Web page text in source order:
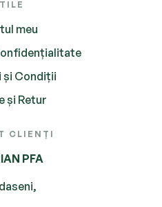
meu
și Condiții
și Retur
CLIENȚI
PFA